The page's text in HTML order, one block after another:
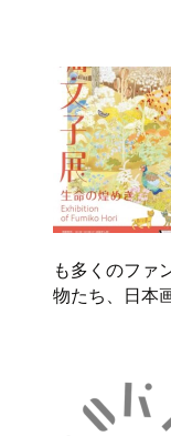
も多くのファ
物たち、日本